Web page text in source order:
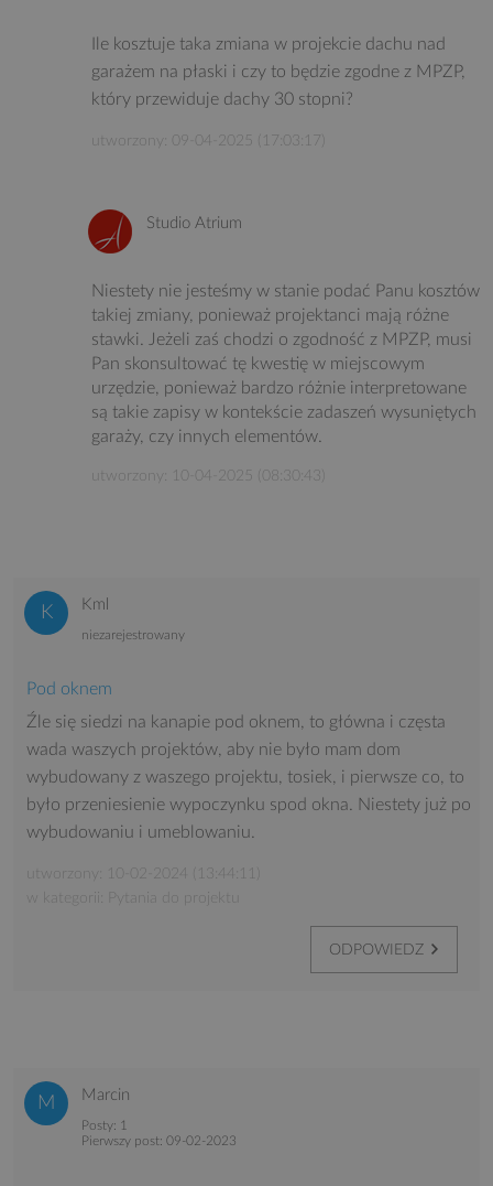
Ile kosztuje taka zmiana w projekcie dachu nad
garażem na płaski i czy to będzie zgodne z MPZP,
który przewiduje dachy 30 stopni?
utworzony: 09-04-2025 (17:03:17)
Studio Atrium
Niestety nie jesteśmy w stanie podać Panu kosztów
takiej zmiany, ponieważ projektanci mają różne
stawki. Jeżeli zaś chodzi o zgodność z MPZP, musi
Pan skonsultować tę kwestię w miejscowym
urzędzie, ponieważ bardzo różnie interpretowane
są takie zapisy w kontekście zadaszeń wysuniętych
garaży, czy innych elementów.
utworzony: 10-04-2025 (08:30:43)
Kml
niezarejestrowany
Pod oknem
Źle się siedzi na kanapie pod oknem, to główna i częsta
wada waszych projektów, aby nie było mam dom
wybudowany z waszego projektu, tosiek, i pierwsze co, to
było przeniesienie wypoczynku spod okna. Niestety już po
wybudowaniu i umeblowaniu.
utworzony: 10-02-2024 (13:44:11)
w kategorii: Pytania do projektu
ODPOWIEDZ
Marcin
Posty: 1
Pierwszy post: 09-02-2023